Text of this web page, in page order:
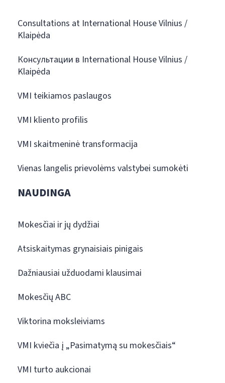
Consultations at International House Vilnius /
Klaipėda
Консультации в International House Vilnius /
Klaipėda
VMI teikiamos paslaugos
VMI kliento profilis
VMI skaitmeninė transformacija
Vienas langelis prievolėms valstybei sumokėti
NAUDINGA
Mokesčiai ir jų dydžiai
Atsiskaitymas grynaisiais pinigais
Dažniausiai užduodami klausimai
Mokesčių ABC
Viktorina moksleiviams
VMI kviečia į „Pasimatymą su mokesčiais“
VMI turto aukcionai